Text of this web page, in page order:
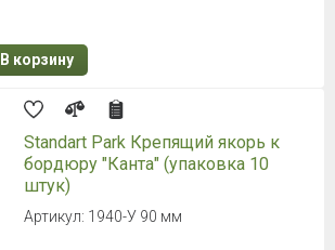
В корзину
Standart Park Крепящий якорь к
бордюру "Канта" (упаковка 10
штук)
Артикул: 1940-У 90 мм